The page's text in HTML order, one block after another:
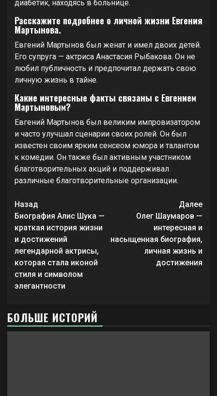
диабетик, находясь в больнице.
Расскажите подробнее о личной жизни Евгения
Мартынова.
Евгений Мартынов был женат и имел двоих детей.
Его супруга — актриса Анастасия Рыбакова. Он не
любил публичность и предпочитал держать свою
личную жизнь в тайне.
Какие интересные факты связаны с Евгением
Мартыновым?
Евгений Мартынов был великим импровизатором
и часто улучшал сценарии своих ролей. Он был
известен своим ярким сенсеом юмора и талантом
к комедии. Он также был активным участником
благотворительных акций и поддерживал
различные благотворительные организации.
Продолжить
чтение
Назад
Биография Алис Шука —
краткая история жизни
и достижений
легендарной актрисы,
которая стала иконой
стиля и символом
элегантности
Далее
Олег Шаумаров —
интересная и
насыщенная биография,
личная жизнь и
достижения
БОЛЬШЕ ИСТОРИЙ